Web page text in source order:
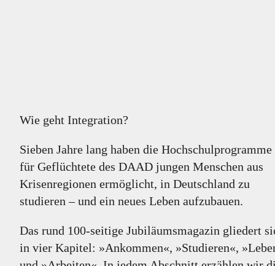
Wie geht Integration?
Sieben Jahre lang haben die Hochschulprogramme
für Geflüchtete des DAAD jungen Menschen aus
Krisenregionen ermöglicht, in Deutschland zu
studieren – und ein neues Leben aufzubauen.
Das rund 100-seitige Jubiläumsmagazin gliedert
in vier Kapitel: »Ankommen«, »Studieren«,